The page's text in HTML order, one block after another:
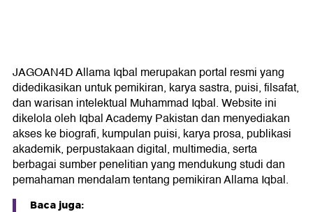
JAGOAN4D Allama Iqbal merupakan portal resmi yang
didedikasikan untuk pemikiran, karya sastra, puisi, filsafat,
dan warisan intelektual Muhammad Iqbal. Website ini
dikelola oleh Iqbal Academy Pakistan dan menyediakan
akses ke biografi, kumpulan puisi, karya prosa, publikasi
akademik, perpustakaan digital, multimedia, serta
berbagai sumber penelitian yang mendukung studi dan
pemahaman mendalam tentang pemikiran Allama Iqbal.
Baca juga: